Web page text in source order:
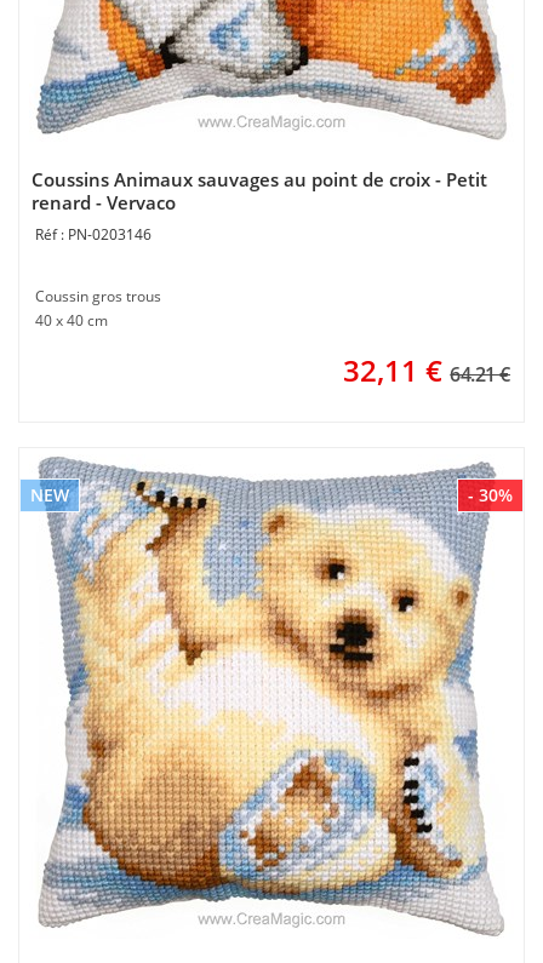
Coussins Animaux sauvages au point de croix - Petit
renard - Vervaco
PN-0203146
Coussin gros trous
40 x 40 cm
32,11 € 64.21 €
- 30%
NEW